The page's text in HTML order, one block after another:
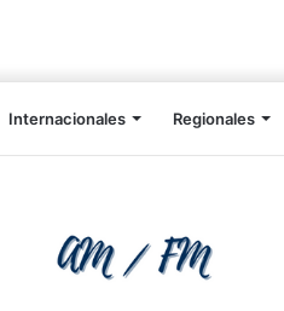
Internacionales Regionales